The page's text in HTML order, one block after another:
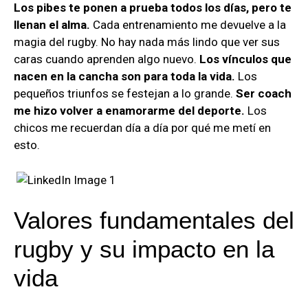
Los pibes te ponen a prueba todos los días, pero te
llenan el alma. Cada entrenamiento me devuelve a la
magia del rugby. No hay nada más lindo que ver sus
caras cuando aprenden algo nuevo. Los vínculos que
nacen en la cancha son para toda la vida. Los
pequeños triunfos se festejan a lo grande. Ser coach
me hizo volver a enamorarme del deporte. Los
chicos me recuerdan día a día por qué me metí en
esto.
Valores fundamentales del
rugby y su impacto en la
vida